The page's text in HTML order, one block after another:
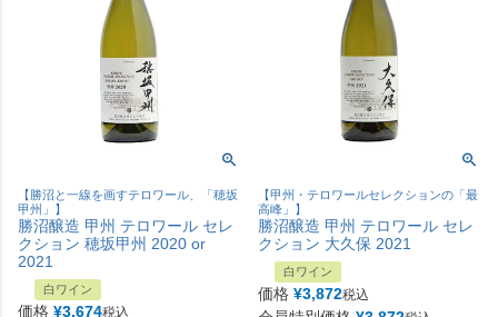
【勝沼と一線を画すテロワール、「穂坂
甲州」】
勝沼醸造 甲州 テロワール セレ
クション 穂坂甲州 2020 or
2021
白ワイン
価格 ¥3,674税込
【甲州・テロワールセレクションの「最
高峰」】
勝沼醸造 甲州 テロワール セレ
クション 大久保 2021
白ワイン
価格 ¥3,872税込